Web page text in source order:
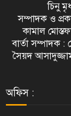
চিনু
সম্পাদক ও
কামাল
বার্তা সম্পাদক
সৈয়দ
অফিস :